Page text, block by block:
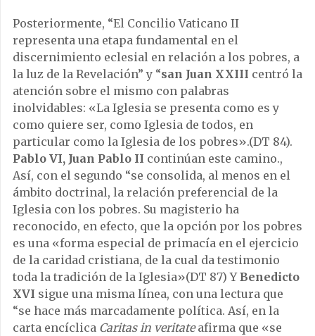
Posteriormente, “El Concilio Vaticano II
representa una etapa fundamental en el
discernimiento eclesial en relación a los pobres, a
la luz de la Revelación” y “san Juan XXIII centró la
atención sobre el mismo con palabras
inolvidables: «La Iglesia se presenta como es y
como quiere ser, como Iglesia de todos, en
particular como la Iglesia de los pobres».(DT 84).
Pablo VI, Juan Pablo II continúan este camino.,
Así, con el segundo “se consolida, al menos en el
ámbito doctrinal, la relación preferencial de la
Iglesia con los pobres. Su magisterio ha
reconocido, en efecto, que la opción por los pobres
es una «forma especial de primacía en el ejercicio
de la caridad cristiana, de la cual da testimonio
toda la tradición de la Iglesia»(DT 87) YBenedicto
XVI sigue una misma línea, con una lectura que
“se hace más marcadamente política. Así, en la
carta encíclica Caritas in veritateafirma que «se